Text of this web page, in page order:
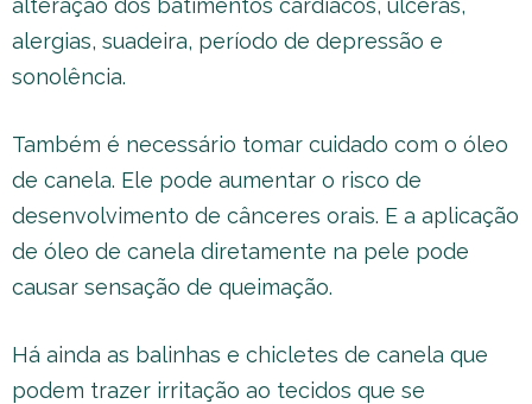
alergias, suadeira, período de depressão e
sonolência.
Também é necessário tomar cuidado com o óleo
de canela. Ele pode aumentar o risco de
desenvolvimento de cânceres orais. E a aplicação
de óleo de canela diretamente na pele pode
causar sensação de queimação.
Há ainda as balinhas e chicletes de canela que
podem trazer irritação ao tecidos que se